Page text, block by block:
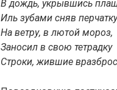
В дождь, укрывшись
Иль зубами сняв
На ветру, в лютой мороз,
Заносил в свою тетрадку
Строки, жившие